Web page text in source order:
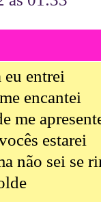
entrei
encantei
me
estarei
não sei se